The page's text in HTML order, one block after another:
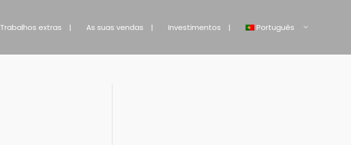
Trabalhos extras As suas vendas Investimentos Português